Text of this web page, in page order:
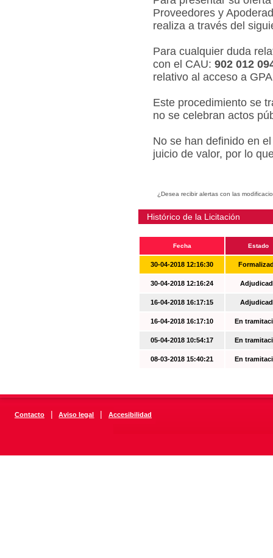
Proveedores y
realiza a través del
Para cualquier duda
con el CAU: 902 012
relativo al acceso a
Este procedimiento se
no se celebran actos
No se han definido en
juicio de valor, por lo
¿Desea recibir alertas con las
Histórico de la Licitación
Fecha Estado
30-04-2018 12:16:30
30-04-2018 12:16:24
16-04-2018 16:17:15
16-04-2018 16:17:10 En
05-04-2018 10:54:17 En
08-03-2018 15:40:21 En
Contacto | Aviso legal | Accesibilidad